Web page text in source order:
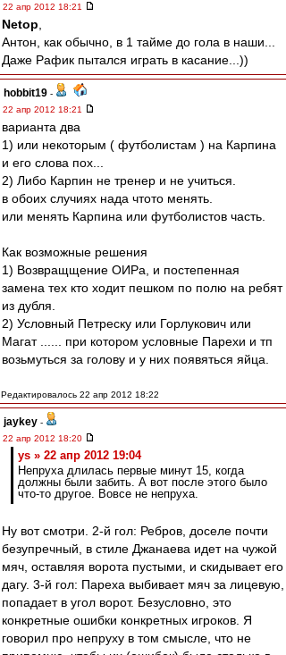
22 апр 2012 18:21
Netop
Антон, как обычно, в 1 тайме до гола в наши...
Даже Рафик пытался играть в касание...))
hobbit19 -
22 апр 2012 18:21
варианта два
1) или некоторым ( футболистам ) на Карпина
и его слова пох...
2) Либо Карпин не тренер и не учиться.
в обоих случиях нада чтото менять.
или менять Карпина или футболистов часть.
Как возможные решения
1) Возвращщение ОИРа, и постепенная
замена тех кто ходит пешком по полю на ребят
из дубля.
2) Условный Петреску или Горлукович или
Магат ...... при котором условные Парехи и тп
возьмуться за голову и у них появяться яйца.
Редактировалось 22 апр 2012 18:22
jaykey -
22 апр 2012 18:20
ys » 22 апр 2012 19:04
Непруха длилась первые минут 15, когда
должны были забить. А вот после этого было
что-то другое. Вовсе не непруха.
Ну вот смотри. 2-й гол: Ребров, доселе почти
безупречный, в стиле Джанаева идет на чужой
мяч, оставляя ворота пустыми, и скидывает его
дагу. 3-й гол: Пареха выбивает мяч за лицевую,
попадает в угол ворот. Безусловно, это
конкретные ошибки конкретных игроков. Я
говорил про непруху в том смысле, что не